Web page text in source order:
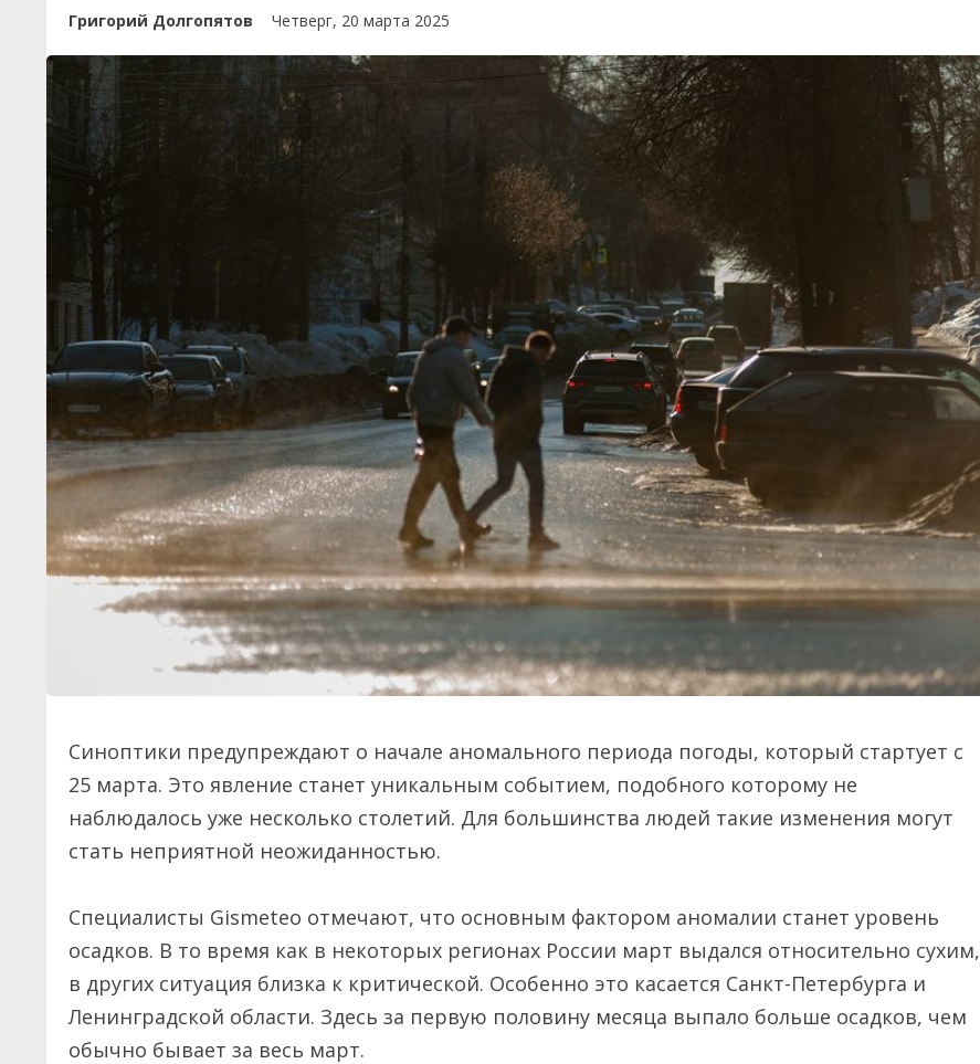
Григорий Долгопятов Четверг, 20 марта 2025
Синоптики предупреждают о начале аномального периода погоды, который стартует с
25 марта. Это явление станет уникальным событием, подобного которому не
наблюдалось уже несколько столетий. Для большинства людей такие изменения могут
стать неприятной неожиданностью.
Специалисты Gismeteo отмечают, что основным фактором аномалии станет уровень
осадков. В то время как в некоторых регионах России март выдался относительно сухим,
в других ситуация близка к критической. Особенно это касается Санкт-Петербурга и
Ленинградской области. Здесь за первую половину месяца выпало больше осадков, чем
обычно бывает за весь март.